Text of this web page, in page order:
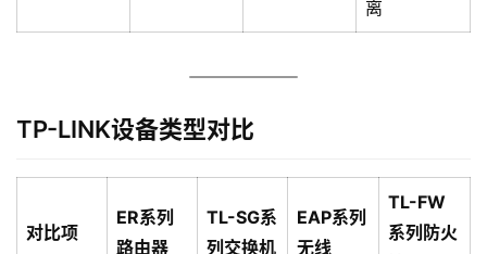
离
TP-LINK设备类型对比
对比项
ER系列
路由器
TL-SG系
列交换机
EAP系列
无线
TL-FW
系列防火